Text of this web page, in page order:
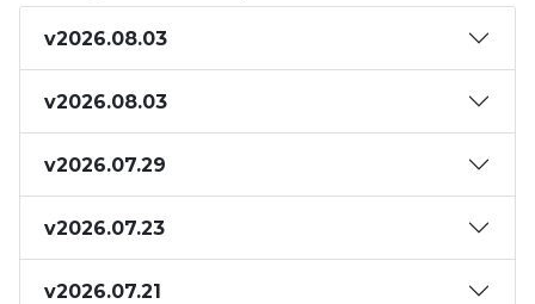
v2026.08.03
v2026.08.03
v2026.07.29
v2026.07.23
v2026.07.21